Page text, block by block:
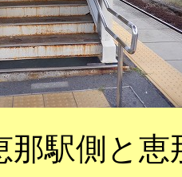
那駅側と